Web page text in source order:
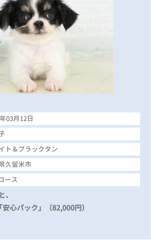
03月12日
ト＆ブラックタン
久留米市
ース
心パック」（82,000円）